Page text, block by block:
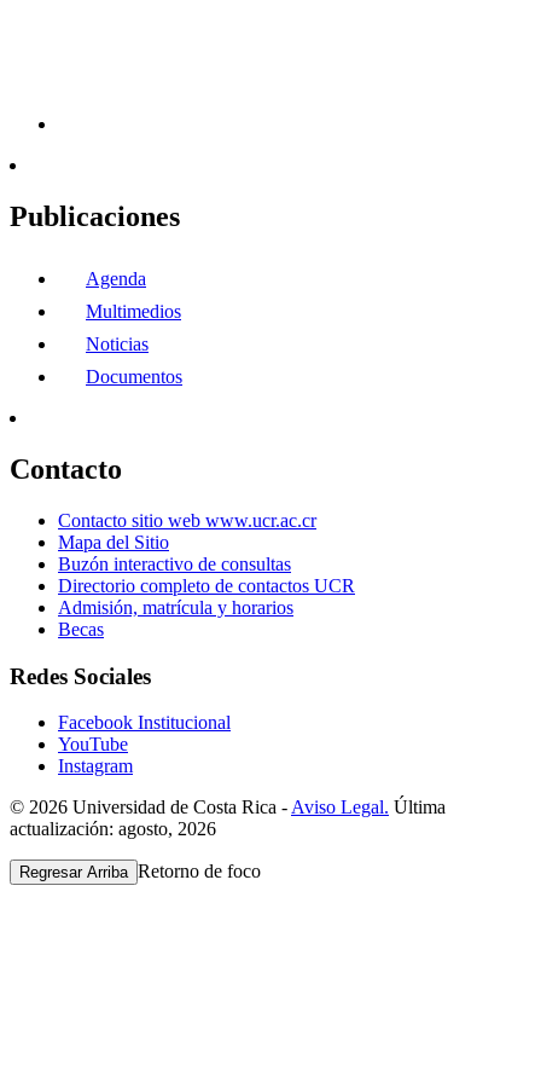
Publicaciones
Agenda
Multimedios
Noticias
Documentos
Contacto
Contacto sitio web www.ucr.ac.cr
Mapa del Sitio
Buzón interactivo de consultas
Directorio completo de contactos UCR
Admisión, matrícula y horarios
Becas
Redes Sociales
Facebook Institucional
YouTube
Instagram
© 2026 Universidad de Costa Rica - Aviso Legal. Última
actualización: agosto, 2026
Regresar Arriba Retorno de foco